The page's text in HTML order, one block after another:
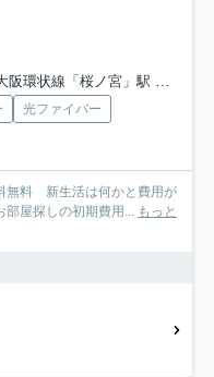
阪環状線「桜ノ宮」駅 徒歩12分
光ファイバー
無料 新生活は何かと費用が
部屋探しの初期費用... もっと